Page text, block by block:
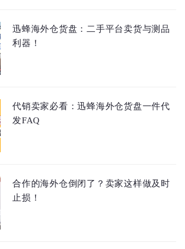
迅蜂海外仓货盘：二手平台卖货与测品
利器！
代销卖家必看：迅蜂海外仓货盘一件代
发FAQ
合作的海外仓倒闭了？卖家这样做及时
止损！